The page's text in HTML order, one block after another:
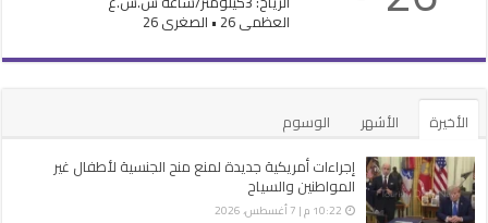
العظمى 26 • الصغرى 26
الأخيرة الأشهر
الوسوم
إجراءات أمريكية جديدة لمنع منح الجنسية لأطفال غير
المواطنين والسياح
10:22 م | 7 أغسطس، 2026